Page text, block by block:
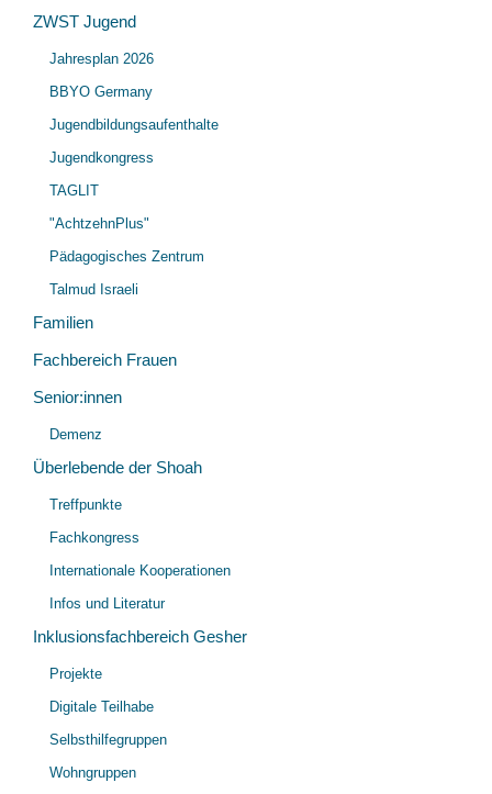
ZWST Jugend
Jahresplan 2026
BBYO Germany
Jugendbildungsaufenthalte
Jugendkongress
TAGLIT
"AchtzehnPlus"
Pädagogisches Zentrum
Talmud Israeli
Familien
Fachbereich Frauen
Senior:innen
Demenz
Überlebende der Shoah
Treffpunkte
Fachkongress
Internationale Kooperationen
Infos und Literatur
Inklusionsfachbereich Gesher
Projekte
Digitale Teilhabe
Selbsthilfegruppen
Wohngruppen